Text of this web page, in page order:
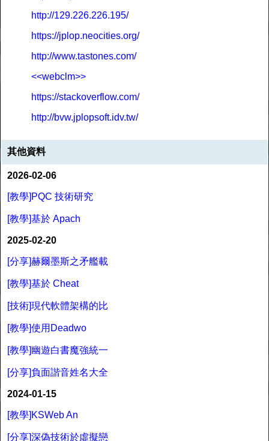
http://129.226.226.195/
https://jplop.neocities.org/
http://www.tastones.com/
<<webclm>>
https://stackoverflow.com/
http://bvw.jplopsoft.idv.tw/
其他資料
2026-02-06
[教學]PQC 技術研究
[教學]基於 Apach
2025-02-20
[分享]赫爾墨斯之矛艦載
[教學]基於 Cheat
[技術]現代軟體架構的比
[教學]使用Deadwo
[教學]幽遊白書魔強統一
[分享]負面諧音姓名大全
2024-01-15
[教學]KSWeb An
[分享]深偽技術於虛擬戀